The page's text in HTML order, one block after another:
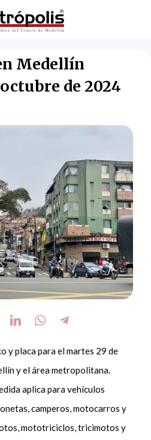
Medellín
de 2024
y placa para el martes 29 de
y el área metropolitana.
aplica para vehículos
camperos, motocarros y
mototriciclos, tricimotos y